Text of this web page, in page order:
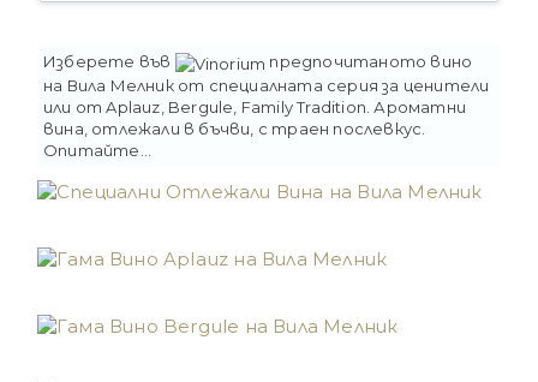
Изберете във
предпочитаното вино
на Вила Мелникот специалната серия за ценители
или отAplauz Bergule Family Tradition . Ароматни
вина, отлежали в бъчви, с траен послевкус.
Опитайте...